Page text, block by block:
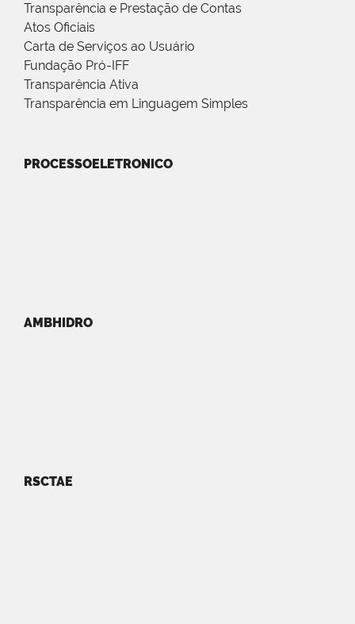
Transparência e Prestação de Contas
Atos Oficiais
Carta de Serviços ao Usuário
Fundação Pró-IFF
Transparência Ativa
Transparência em Linguagem Simples
PROCESSOELETRONICO
AMBHIDRO
RSCTAE